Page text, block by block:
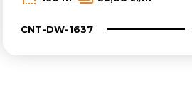
CNT-DW-1637